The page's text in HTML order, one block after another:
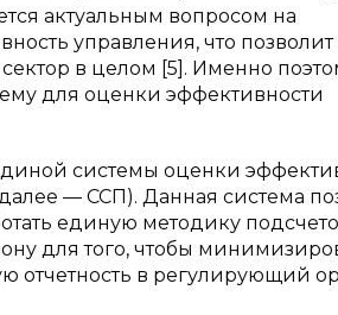
актуальным вопросом на
управления, что позволит
в целом [5]. Именно
для оценки эффективности
системы оценки
— ССП). Данная система
единую методику
для того, чтобы
отчетность в регулирующий